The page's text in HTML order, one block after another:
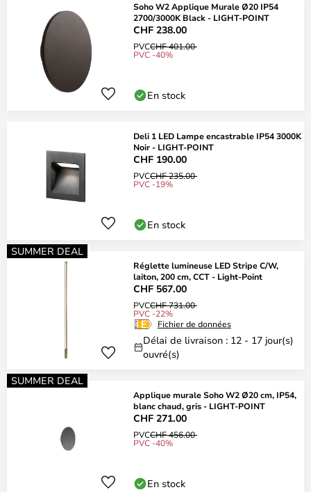
Soho W2 Applique Murale Ø20 IP54
2700/3000K Black - LIGHT-POINT
CHF 238.00
PVCCHF 401.00
PVC -40%
En stock
Deli 1 LED Lampe encastrable IP54 3000K
Noir - LIGHT-POINT
CHF 190.00
PVCCHF 235.00
PVC -19%
En stock
SUMMER DEAL
Réglette lumineuse LED Stripe C/W,
laiton, 200 cm, CCT - Light-Point
CHF 567.00
PVCCHF 731.00
PVC -22%
Fichier de données
Délai de livraison : 12 - 17 jour(s)
ouvré(s)
SUMMER DEAL
Applique murale Soho W2 Ø20 cm, IP54,
blanc chaud, gris - LIGHT-POINT
CHF 271.00
PVCCHF 456.00
PVC -40%
En stock